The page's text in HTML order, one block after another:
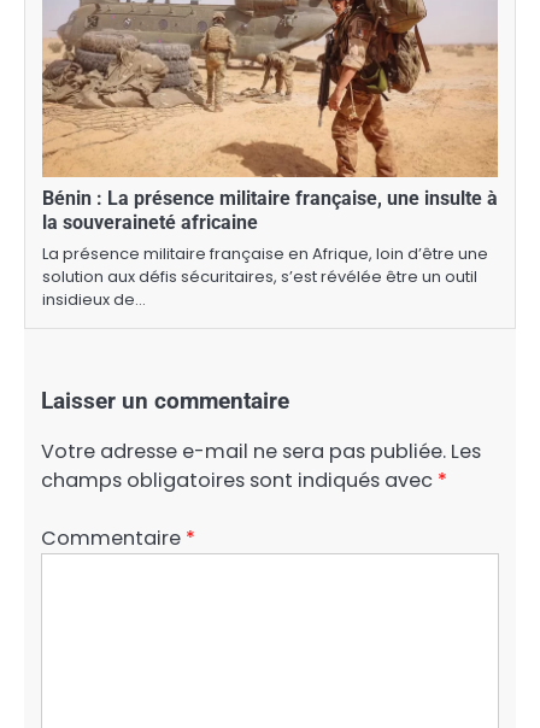
Bénin : La présence militaire française, une insulte à
la souveraineté africaine
La présence militaire française en Afrique, loin d’être une
solution aux défis sécuritaires, s’est révélée être un outil
insidieux de…
Laisser un commentaire
Votre adresse e-mail ne sera pas publiée. Les
champs obligatoires sont indiqués avec *
Commentaire *